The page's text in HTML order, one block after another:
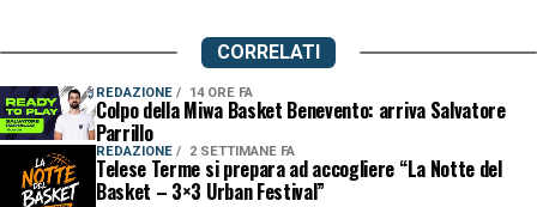
CORRELATI
REDAZIONE 14 ORE FA
Colpo della Miwa Basket Benevento: arriva Salvatore
Parrillo
REDAZIONE 2 SETTIMANE FA
Telese Terme si prepara ad accogliere “La Notte del
Basket – 3×3 Urban Festival”